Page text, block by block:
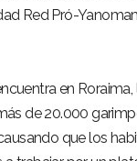
Red Pró-
en
de 20.000
que los